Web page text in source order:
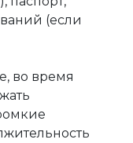
(если
во время